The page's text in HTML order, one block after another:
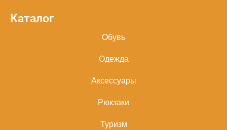
Каталог
Обувь
Одежда
Аксессуары
Рюкзаки
Туризм